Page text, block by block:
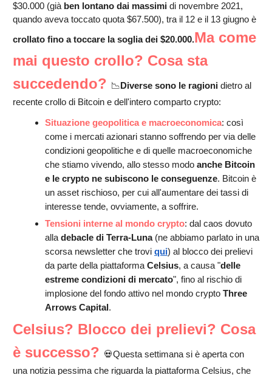
$30.000 (già ben lontano dai massimi di novembre 2021,
quando aveva toccato quota $67.500), tra il 12 e il 13 giugno è
crollato fino a toccare la soglia dei $20.000.Ma come
mai questo crollo? Cosa sta
succedendo? 📉Diverse sono le ragioni dietro al
recente crollo di Bitcoin e dell'intero comparto crypto:
Situazione geopolitica e macroeconomica: così
come i mercati azionari stanno soffrendo per via delle
condizioni geopolitiche e di quelle macroeconomiche
che stiamo vivendo, allo stesso modo anche Bitcoin
e le crypto ne subiscono le conseguenze. Bitcoin è
un asset rischioso, per cui all'aumentare dei tassi di
interesse tende, ovviamente, a soffrire.
Tensioni interne al mondo crypto: dal caos dovuto
alla debacle di Terra-Luna(ne abbiamo parlato in una
scorsa newsletter che trovi qui) al blocco dei prelievi
da parte della piattaforma Celsius, a causa "delle
estreme condizioni di mercato", fino al rischio di
implosione del fondo attivo nel mondo crypto Three
Arrows Capital.
Celsius? Blocco dei prelievi? Cosa
è successo? 💀Questa settimana si è aperta con
una notizia pessima che riguarda la piattaforma Celsius, che